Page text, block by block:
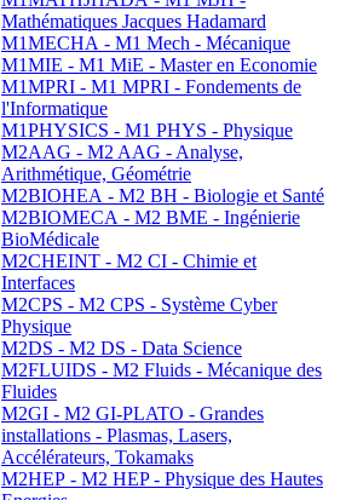
Mathématiques Jacques Hadamard
M1MECHA - M1 Mech - Mécanique
M1MIE - M1 MiE - Master en Economie
M1MPRI - M1 MPRI - Fondements de
l'Informatique
M1PHYSICS - M1 PHYS - Physique
M2AAG - M2 AAG - Analyse,
Arithmétique, Géométrie
M2BIOHEA - M2 BH - Biologie et Santé
M2BIOMECA - M2 BME - Ingénierie
BioMédicale
M2CHEINT - M2 CI - Chimie et
Interfaces
M2CPS - M2 CPS - Système Cyber
Physique
M2DS - M2 DS - Data Science
M2FLUIDS - M2 Fluids - Mécanique des
Fluides
M2GI - M2 GI-PLATO - Grandes
installations - Plasmas, Lasers,
Accélérateurs, Tokamaks
M2HEP - M2 HEP - Physique des Hautes